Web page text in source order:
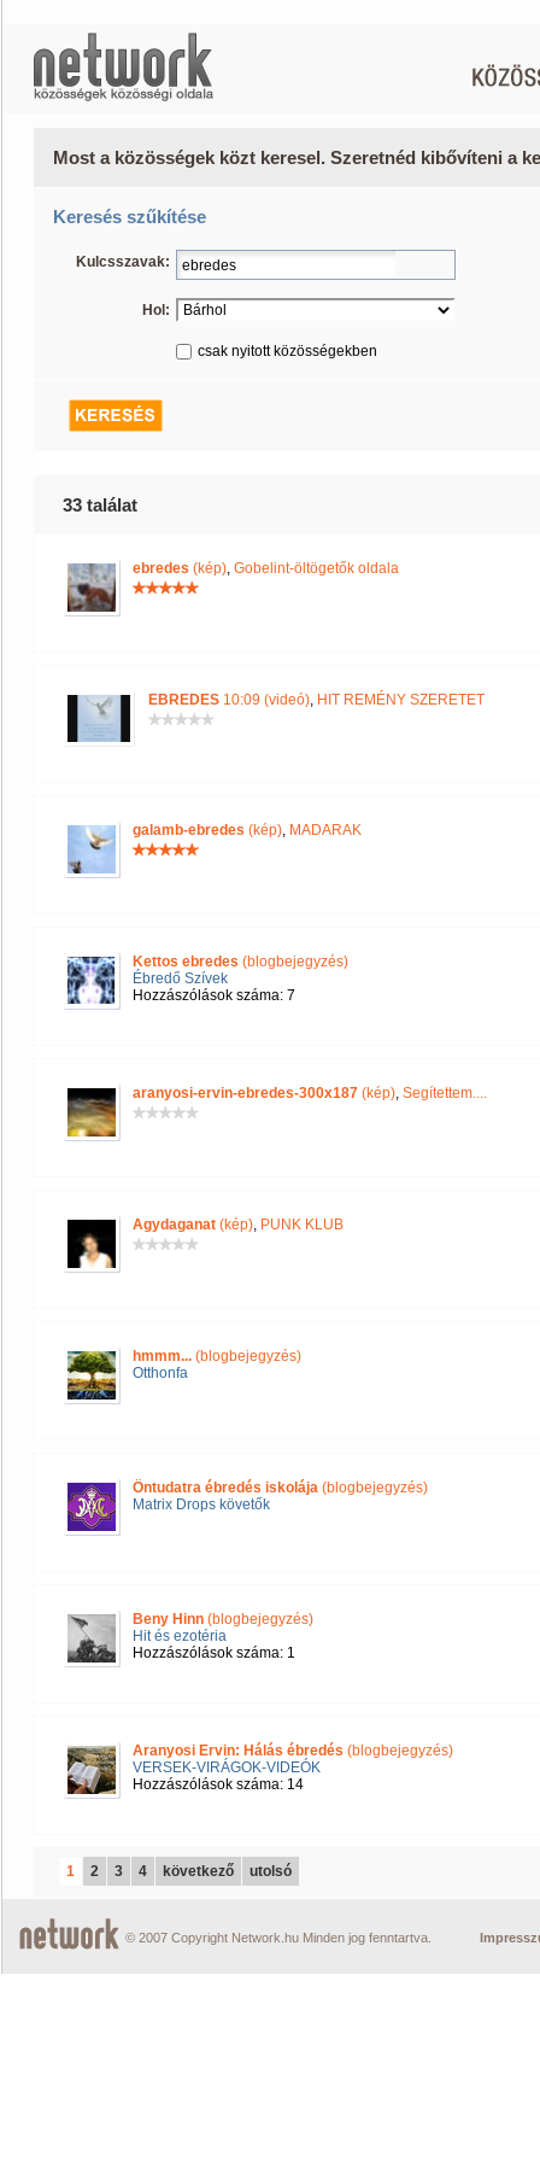
Most a közösségek közt keresel. Szeretnéd kibővíteni a
Keresés szűkítése
Kulcsszavak:
Hol:
csak nyitott közösségekben
33 találat
ebredes (kép), Gobelint-öltögetők oldala
EBREDES 10:09 (videó), HIT REMÉNY SZERETET
galamb-ebredes (kép), MADARAK
Kettos ebredes (blogbejegyzés)
Ébredő Szívek
Hozzászólások száma: 7
aranyosi-ervin-ebredes-300x187 (kép), Segítettem....
Agydaganat (kép), PUNK KLUB
hmmm... (blogbejegyzés)
Otthonfa
Öntudatra ébredés iskolája (blogbejegyzés)
Matrix Drops követők
Beny Hinn (blogbejegyzés)
Hit és ezotéria
Hozzászólások száma: 1
Aranyosi Ervin: Hálás ébredés (blogbejegyzés)
VERSEK-VIRÁGOK-VIDEÓK
Hozzászólások száma: 14
1 2 3 4 következő utolsó
© 2007 Copyright Network.hu Minden jog fenntartva.